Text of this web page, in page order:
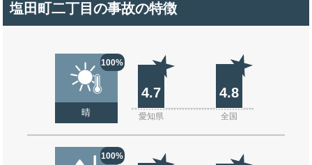
塩田町二丁目の事故の特徴
100%
晴
4.7 4.8
愛知県 全国
100%